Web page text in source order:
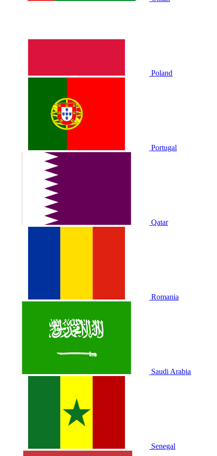
Poland
Portugal
Qatar
Romania
Saudi Arabia
Senegal